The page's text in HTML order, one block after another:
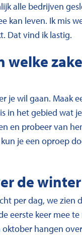
alle bedrijven
kan leven. Ik mis
Dat vind ik lastig.
welke
je wil gaan. Maak
in het gebied wat
en probeer van
je een oproep
de
per dag, we zien
eerste keer mee
hangen